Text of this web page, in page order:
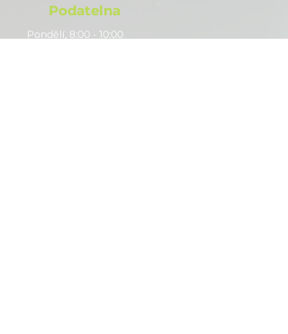
Podatelna
Pondělí, 8:00 - 10:00